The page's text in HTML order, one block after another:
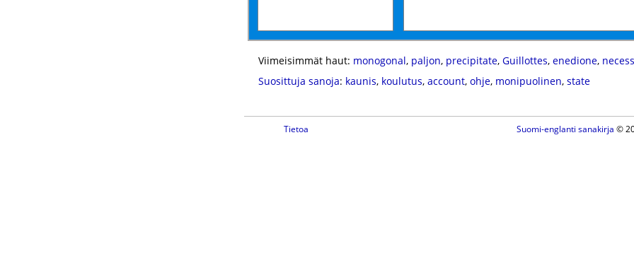
Viimeisimmät haut: monogonal, paljon, precipitate, Guillottes, enedione,
Suosittuja sanoja: kaunis, koulutus, account, ohje, monipuolinen, state
Tietoa Suomi-englanti sanakirja ©